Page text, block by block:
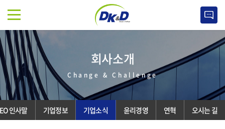
회사소개
Change & Challenge
인사말 기업정보 기업소식 윤리경영 연혁 오시는 길